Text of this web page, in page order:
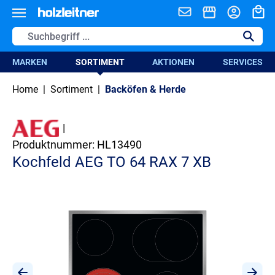
springen
MARKEN SORTIMENT AKTIONEN SERVICES
Home | Sortiment | Backöfen & Herde
|
Produktnummer: HL13490
Kochfeld AEG TO 64 RAX 7 XB
Bildergalerie überspringen